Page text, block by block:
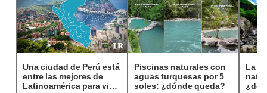
Una ciudad de Perú está
entre las mejores de
Latinoamérica para vivir,
Piscinas naturales con
aguas turquesas por 5
soles: ¿dónde queda?
La